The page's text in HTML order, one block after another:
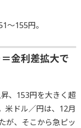
～155円。
金利差拡大で
、153円を大きく超
米ドル／円は、12月
が、そこから急ピッ